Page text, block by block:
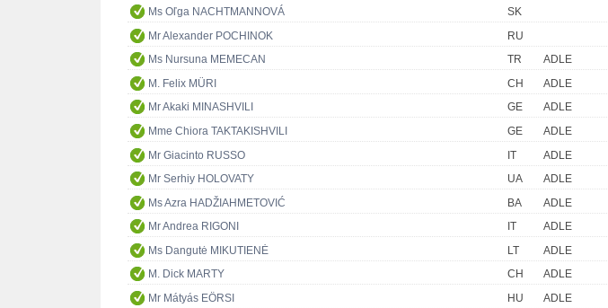
Ms Oľga NACHTMANNOVÁ
SK
Mr Alexander POCHINOK
RU
Ms Nursuna MEMECAN
TR
ADLE
M. Felix MÜRI
CH
ADLE
Mr Akaki MINASHVILI
GE
ADLE
Mme Chiora TAKTAKISHVILI
GE
ADLE
Mr Giacinto RUSSO
IT
ADLE
Mr Serhiy HOLOVATY
UA
ADLE
Ms Azra HADŽIAHMETOVIĆ
BA
ADLE
Mr Andrea RIGONI
IT
ADLE
Ms Dangutė MIKUTIENĖ
LT
ADLE
M. Dick MARTY
CH
ADLE
Mr Mátyás EÖRSI
HU
ADLE